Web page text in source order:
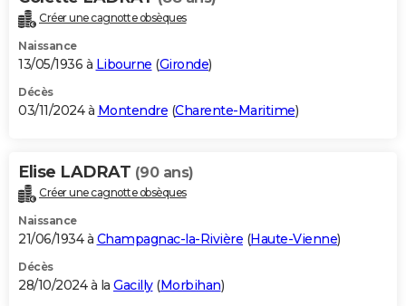
Créer une cagnotte obsèques
Naissance
13/05/1936 à Libourne (Gironde)
Décès
03/11/2024 à Montendre (Charente-Maritime)
Elise LADRAT (90 ans)
Créer une cagnotte obsèques
Naissance
21/06/1934 à Champagnac-la-Rivière (Haute-Vienne)
Décès
28/10/2024 à la Gacilly(Morbihan)